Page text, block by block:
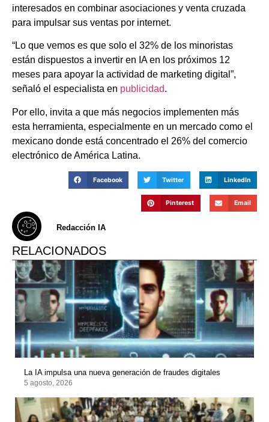
interesados en combinar asociaciones y venta cruzada
para impulsar sus ventas por internet.
“Lo que vemos es que solo el 32% de los minoristas
están dispuestos a invertir en IA en los próximos 12
meses para apoyar la actividad de marketing digital”,
señaló el especialista en publicidad.
Por ello, invita a que más negocios implementen más
esta herramienta, especialmente en un mercado como el
mexicano donde está concentrado el 26% del comercio
electrónico de América Latina.
Facebook Twitter LinkedIn
Pinterest Email
Redacción IA
RELACIONADOS
La IA impulsa una nueva generación de fraudes digitales
5 agosto, 2026